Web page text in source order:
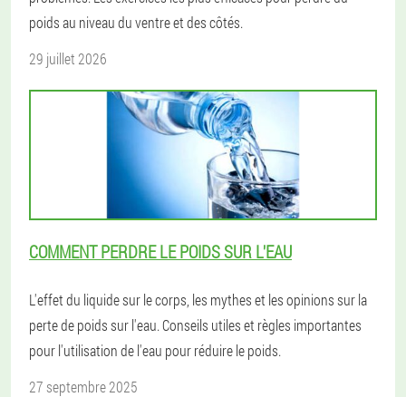
poids au niveau du ventre et des côtés.
29 juillet 2026
COMMENT PERDRE LE POIDS SUR L'EAU
L'effet du liquide sur le corps, les mythes et les opinions sur la
perte de poids sur l'eau. Conseils utiles et règles importantes
pour l'utilisation de l'eau pour réduire le poids.
27 septembre 2025